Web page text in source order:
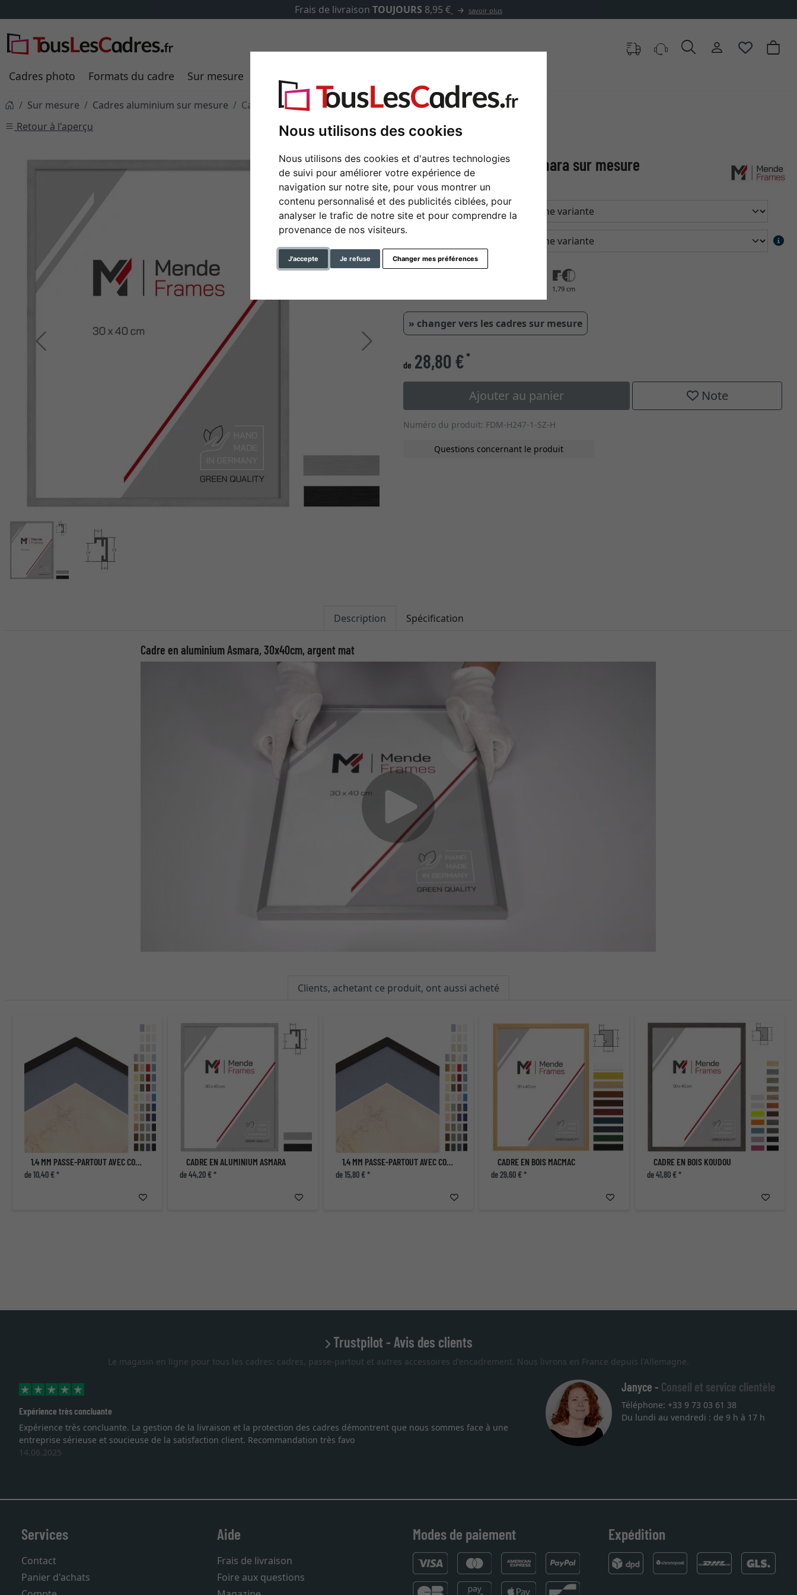
Nous utilisons des cookies
Nous utilisons des cookies et d'autres technologies
de suivi pour améliorer votre expérience de
navigation sur notre site, pour vous montrer un
contenu personnalisé et des publicités ciblées, pour
analyser le trafic de notre site et pour comprendre la
provenance de nos visiteurs.
J'accepte Je refuse Changer mes préférences
Frais de livraison TOUJOURS8,95 € savoir plus
Cadres photo Formats du cadre Sur mesure
Sur mesure Cadres aluminium sur mesure
Cadre en aluminium Asmara sur mesure
Retour à l'aperçu
Retour Continuer
Cadre en aluminium Asmara sur mesure
couleur
1,79 cm
» changer vers les cadres sur mesure
de 28,80 €*
Ajouter au panier Note
Numéro du produit: FDM-H247-1-SZ-H
Questions concernant le produit
Description Spécification
Cadre en aluminium Asmara, 30x40cm, argent mat
Clients, achetant ce produit, ont aussi acheté
1,4 MM PASSE-PARTOUT AVEC COUPE INDIVIDUELLE
de 10,40 € *
CADRE EN ALUMINIUM ASMARA
de 44,20 € *
1,4 MM PASSE-PARTOUT AVEC COUPE INDIVIDUELLE
de 15,80 € *
CADRE EN BOIS MACMAC
de 29,60 € *
CADRE EN BOIS KOUDOU
de 41,80 € *
Trustpilot - Avis des clients
Le magasin en ligne pour tous les cadres: cadres, passe-partout et autres accessoires d'encadrement. Nous livrons en France depuis l'Allemagne.
Expérience très concluante
Expérience très concluante. La gestion de la livraison et la protection des cadres démontrent que nous sommes face à une
entreprise sérieuse et soucieuse de la satisfaction client. Recommandation très favo
14.06.2025
Excellent
Je recherchais un cadre sur mesure pour une lithographie, je
vous. Emballage professionnel, service et livraison dans les
Janyce - Conseil et service clientèle
Téléphone: +33 9 73 03 61 38
Du lundi au vendredi : de 9 h à 17 h
Services
Contact
Panier d'achats
Aide
Frais de livraison
Foire aux questions
Modes de paiement Expédition